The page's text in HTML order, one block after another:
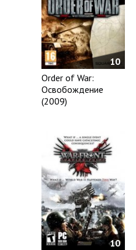
10
Order of War:
Освобождение
(2009)
10